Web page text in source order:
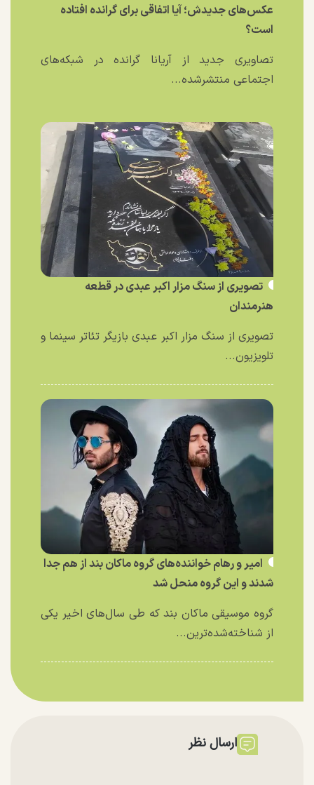
عکس‌های جدیدش؛ آیا اتفاقی برای گرانده افتاده
است؟
تصاویری جدید از آریانا گرانده در شبکه‌های
اجتماعی منتشرشده...
تصویری از سنگ مزار اکبر عبدی در قطعه
هنرمندان
تصویری از سنگ مزار اکبر عبدی بازیگر تئاتر سینما و
تلویزیون...
امیر و رهام خواننده‌های گروه ماکان بند از هم جدا
شدند و این گروه منحل شد
گروه موسیقی ماکان بند که طی سال‌های اخیر یکی
از شناخته‌شده‌ترین...
ارسال نظر